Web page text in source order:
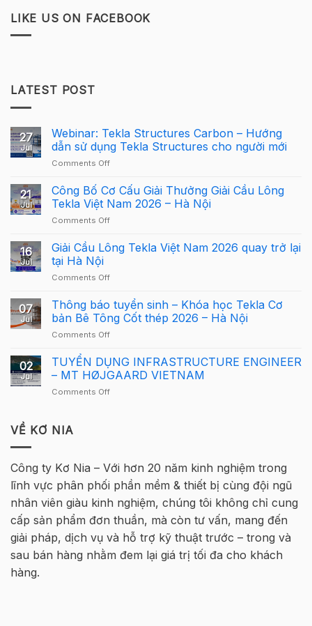
LIKE US ON FACEBOOK
LATEST POST
27
Jul
Webinar: Tekla Structures Carbon – Hướng
dẫn sử dụng Tekla Structures cho người mới
Comments Offon
Tekla
Structures
Carbon
–
dẫn
cho
người
21
Jul
Công Bố Cơ Cấu Giải Thưởng Giải Cầu Lông
Tekla Việt Nam 2026 – Hà Nội
Comments Offon
Bố
Cơ
Giải
Giải
Cầu
Lông
Nam
2026
16
Jul
Giải Cầu Lông Tekla Việt Nam 2026 quay trở lại
tại Hà Nội
Comments Offon
Cầu
Lông
Tekla
Việt
2026
quay
07
Jul
Thông báo tuyển sinh – Khóa học Tekla Cơ
bản Bê Tông Cốt thép 2026 – Hà Nội
Comments Offon
báo
tuyển
sinh
–
Bê
Tông
Cốt
thép
2026
Hà
02
Jul
TUYỂN DỤNG INFRASTRUCTURE ENGINEER
– MT HØJGAARD VIETNAM
Comments Offon
MT
HØJGAARD
VIETNAM
VỀ KƠ NIA
Công ty Kơ Nia – Với hơn 20 năm kinh nghiệm trong
lĩnh vực phân phối phần mềm & thiết bị cùng đội ngũ
nhân viên giàu kinh nghiệm, chúng tôi không chỉ cung
cấp sản phẩm đơn thuần, mà còn tư vấn, mang đến
giải pháp, dịch vụ và hỗ trợ kỹ thuật trước – trong và
sau bán hàng nhằm đem lại giá trị tối đa cho khách
hàng.